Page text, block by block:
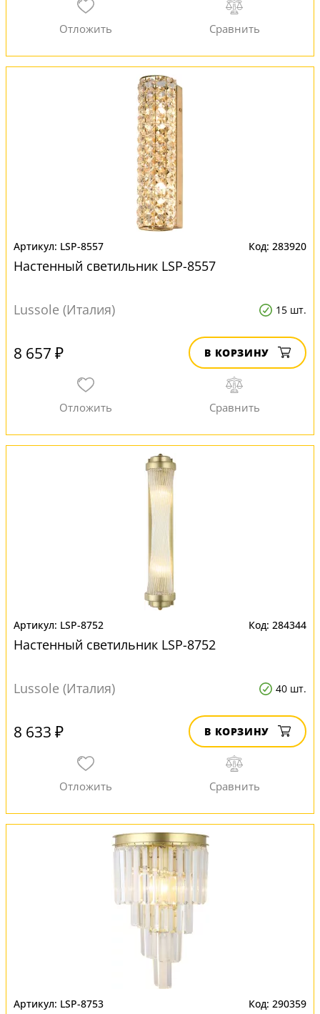
LSP-8557 283920
Настенный светильник LSP-8557
Lussole (Италия) 15 шт.
8 657 ₽ В КОРЗИНУ
LSP-8752 284344
Настенный светильник LSP-8752
Lussole (Италия) 40 шт.
8 633 ₽ В КОРЗИНУ
LSP-8753 290359